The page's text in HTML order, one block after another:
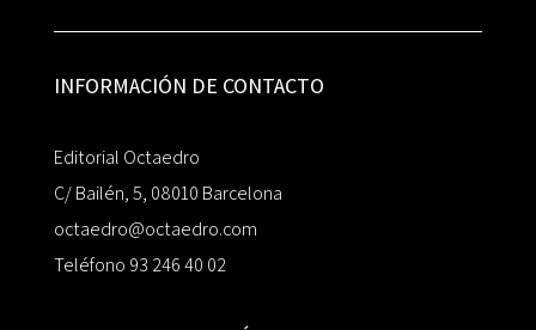
INFORMACIÓN DE CONTACTO
Editorial Octaedro
C/ Bailén, 5, 08010 Barcelona
octaedro@octaedro.com
Teléfono 93 246 40 02